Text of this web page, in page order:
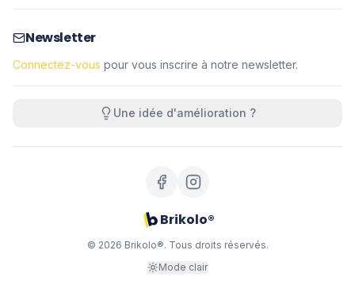
Newsletter
Connectez-vous pour vous inscrire à notre newsletter.
Une idée d'amélioration ?
Brikolo®
© 2026 Brikolo®. Tous droits réservés.
Mode clair